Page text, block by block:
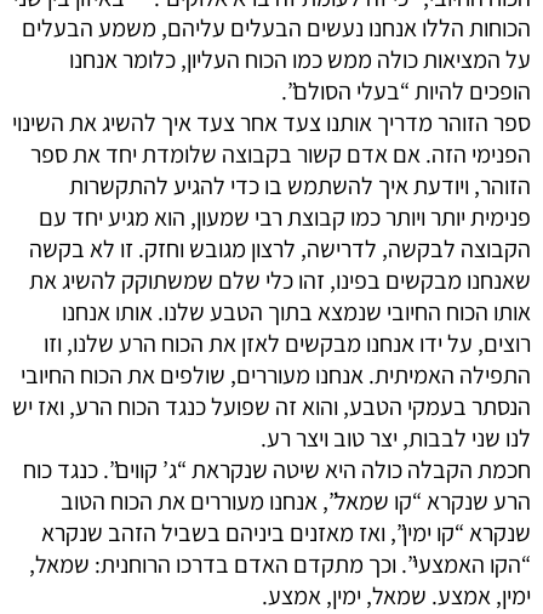
הכוחות הללו אנחנו נעשים הבעלים עליהם, משמע הבעלים
על המציאות כולה ממש כמו הכוח העליון, כלומר אנחנו
הופכים להיות “בעלי הסולם”.
ספר הזוהר מדריך אותנו צעד אחר צעד איך להשיג את השינוי
הפנימי הזה. אם אדם קשור בקבוצה שלומדת יחד את ספר
הזוהר, ויודעת איך להשתמש בו כדי להגיע להתקשרות
פנימית יותר ויותר כמו קבוצת רבי שמעון, הוא מגיע יחד עם
הקבוצה לבקשה, לדרישה, לרצון מגובש וחזק. זו לא בקשה
שאנחנו מבקשים בפינו, זהו כלי שלם שמשתוקק להשיג את
אותו הכוח החיובי שנמצא בתוך הטבע שלנו. אותו אנחנו
רוצים, על ידו אנחנו מבקשים לאזן את הכוח הרע שלנו, וזו
התפילה האמיתית. אנחנו מעוררים, שולפים את הכוח החיובי
הנסתר בעמקי הטבע, והוא זה שפועל כנגד הכוח הרע, ואז יש
לנו שני לבבות, יצר טוב ויצר רע.
חכמת הקבלה כולה היא שיטה שנקראת “ג’ קווים”. כנגד כוח
הרע שנקרא “קו שמאל”, אנחנו מעוררים את הכוח הטוב
שנקרא “קו ימין”, ואז מאזנים ביניהם בשביל הזהב שנקרא
“הקו האמצעי”. וכך מתקדם האדם בדרכו הרוחנית: שמאל,
ימין, אמצע. שמאל, ימין, אמצע.